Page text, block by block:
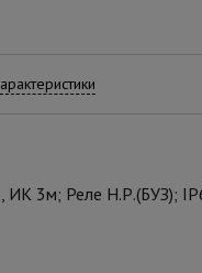
3м; Реле Н.Р.(БУЗ);